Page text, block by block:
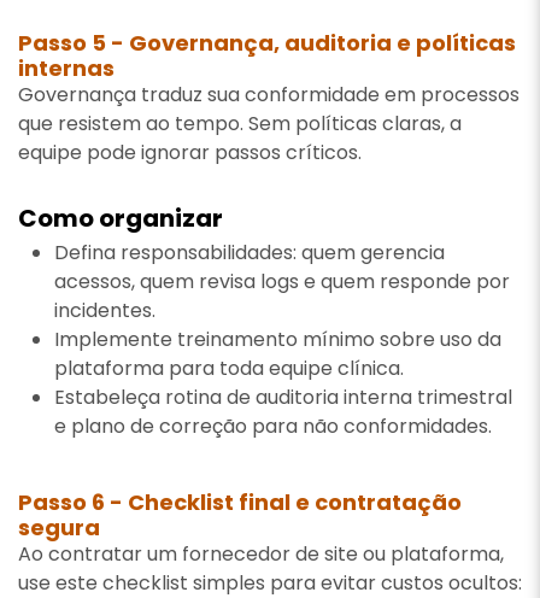
Passo 5 - Governança, auditoria e políticas
internas
Governança traduz sua conformidade em processos
que resistem ao tempo. Sem políticas claras, a
equipe pode ignorar passos críticos.
Como organizar
Defina responsabilidades: quem gerencia
acessos, quem revisa logs e quem responde por
incidentes.
Implemente treinamento mínimo sobre uso da
plataforma para toda equipe clínica.
Estabeleça rotina de auditoria interna trimestral
e plano de correção para não conformidades.
Passo 6 - Checklist final e contratação
segura
Ao contratar um fornecedor de site ou plataforma,
use este checklist simples para evitar custos ocultos: